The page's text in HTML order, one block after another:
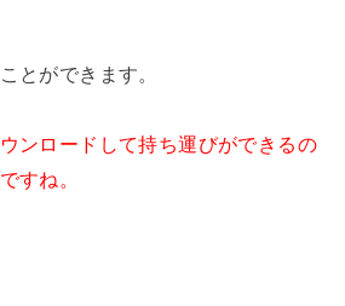
とができます。
ンロードして持ち運びができるの
すね。